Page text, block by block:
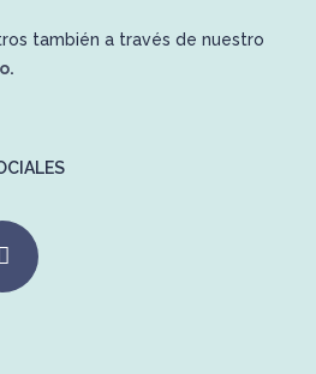
también a través de nuestro